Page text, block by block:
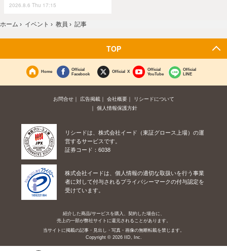
2026.8.6 Thu 17:15
ホーム › イベント › 教員 › 記事
TOP
Home
Official
Facebook
Official X
Official
YouTube
Official
LINE
お問合せ 広告掲載 会社概要
リシードについて
個人情報保護方針
リシードは、株式会社イード（東証グロース上場）の運
営するサービスです。
証券コード：6038
株式会社イードは、個人情報の適切な取扱いを行う事業
者に対して付与されるプライバシーマークの付与認定を
受けています。
紹介した商品/サービスを購入、契約した場合に、
売上の一部が弊社サイトに還元されることがあります。
当サイトに掲載の記事・見出し・写真・画像の無断転載を禁じます。
Copyright © 2026 IID, Inc.